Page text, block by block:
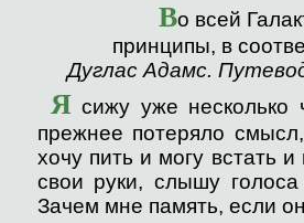
Во всей
принципы, в
Дуглас Адамс.
Я сижу уже несколько
прежнее потеряло
хочу пить и могу встать
свои руки, слышу
Зачем мне память, если